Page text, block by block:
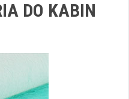
DO KABIN